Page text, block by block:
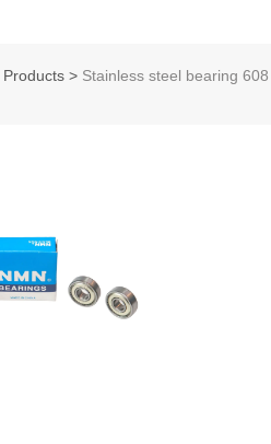
Products > Stainless steel bearing 608